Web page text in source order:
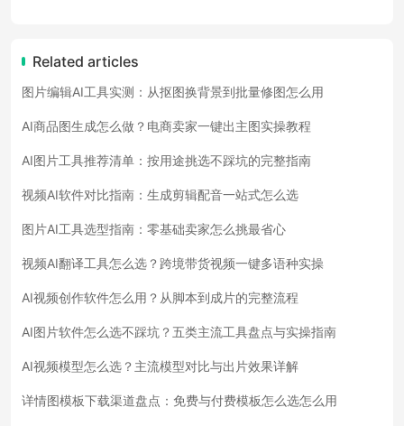
Related articles
图片编辑AI工具实测：从抠图换背景到批量修图怎么用
AI商品图生成怎么做？电商卖家一键出主图实操教程
AI图片工具推荐清单：按用途挑选不踩坑的完整指南
视频AI软件对比指南：生成剪辑配音一站式怎么选
图片AI工具选型指南：零基础卖家怎么挑最省心
视频AI翻译工具怎么选？跨境带货视频一键多语种实操
AI视频创作软件怎么用？从脚本到成片的完整流程
AI图片软件怎么选不踩坑？五类主流工具盘点与实操指南
AI视频模型怎么选？主流模型对比与出片效果详解
详情图模板下载渠道盘点：免费与付费模板怎么选怎么用